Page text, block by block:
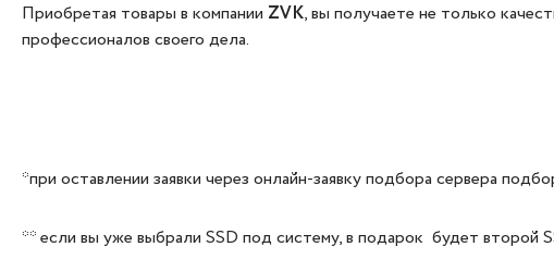
Приобретая товары в компании ZVK, вы получаете не только
профессионалов своего дела.
*при оставлении заявки через онлайн-заявку подбора сервера
** если вы уже выбрали SSD под систему, в подарок будет второй